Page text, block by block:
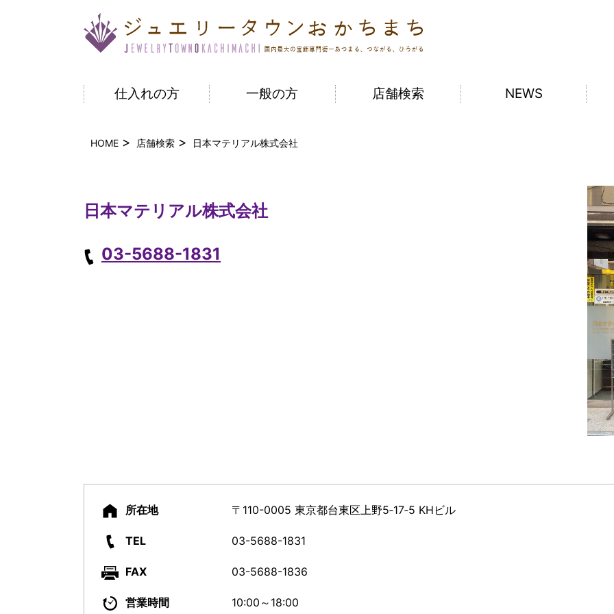
仕入れの方 一般の方 店舗検索 NEWS
HOME 店舗検索 日本マテリアル株式会社
日本マテリアル株式会社
03-5688-1831
所在地 〒110-0005 東京都台東区上野5‐17‐5 KHビル
TEL 03-5688-1831
FAX 03-5688-1836
営業時間 10:00～18:00